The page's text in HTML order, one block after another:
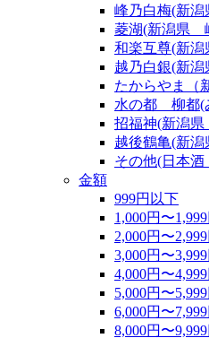
峰乃白梅(新
菱湖(新潟県
和楽互尊(新
越乃白銀(新
たからやま（
水の都 柳都(
招福神(新潟
越後鶴亀(新
その他(日本
金額
999円以下
1,000円〜1,999
2,000円〜2,999
3,000円〜3,999
4,000円〜4,999
5,000円〜5,999
6,000円〜7,999
8,000円〜9,999